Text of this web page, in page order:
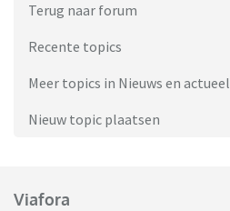
Terug naar forum
Recente topics
Meer topics in Nieuws en actueel
Nieuw topic plaatsen
Viafora